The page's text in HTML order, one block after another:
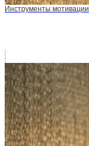
Инструменты мотивации